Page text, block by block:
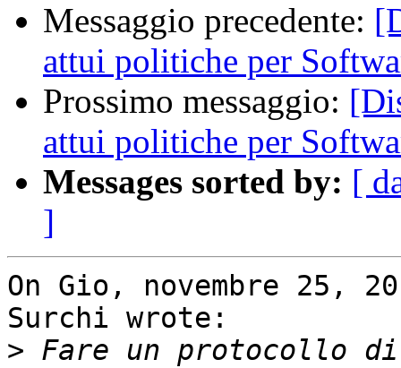
Messaggio precedente:
attui politiche per
Prossimo messaggio:
attui politiche per
Messages sorted by: [
]
On Gio, novembre 25,
Surchi wrote:
> Fare un protocollo di